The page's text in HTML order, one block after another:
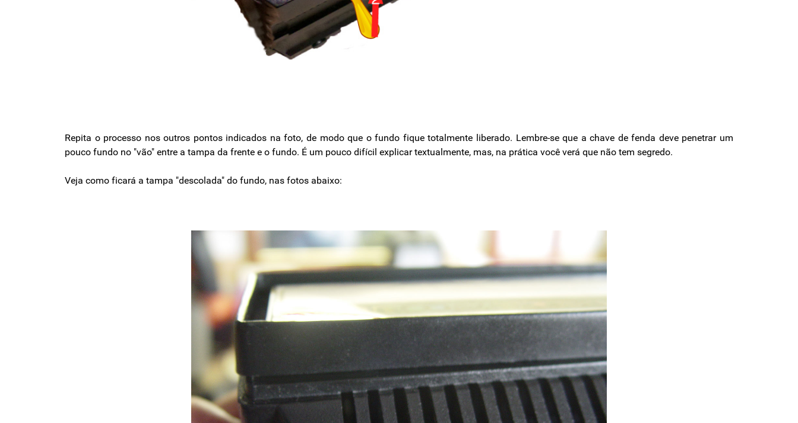
Repita o processo nos outros pontos indicados na foto, de modo que o fundo fique totalmente liberado. Lembre-se que a chave de fenda deve penetrar um
pouco fundo no "vão" entre a tampa da frente e o fundo. É um pouco difícil explicar textualmente, mas, na prática você verá que não tem segredo.
Veja como ficará a tampa "descolada" do fundo, nas fotos abaixo: